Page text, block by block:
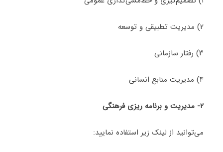
۲) مدیریت تطبیقی و توسعه
۳) رفتار سازمانی
۴) مدیریت منابع انسانی
۲- مدیریت و برنامه ریزی فرهنگی
می‌توانید از لینک زیر استفاده نمایید: